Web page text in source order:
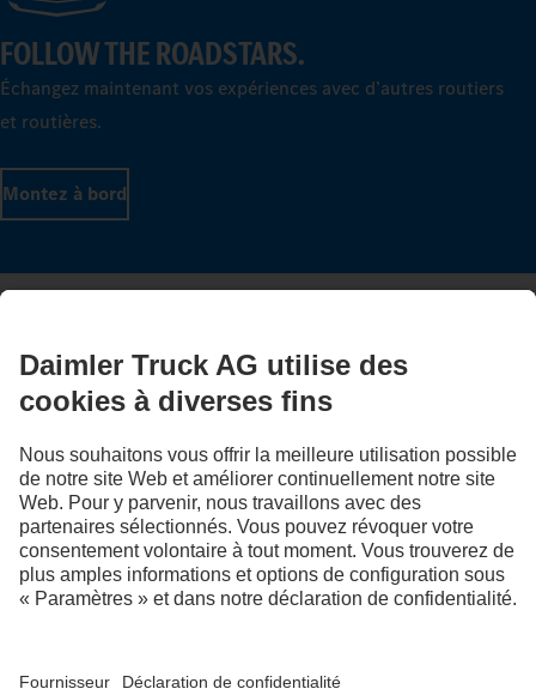
FOLLOW THE ROADSTARS.
Échangez maintenant vos expériences avec d’autres routiers
et routières.
Montez à bord
FR
Fournisseur
Politique de confidentialité
Mentions légales
EU Data Act